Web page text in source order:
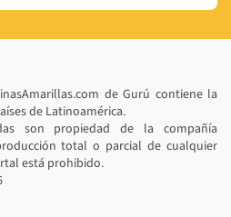
de Gurú contiene la
de Latinoamérica.
son propiedad de la compañía
total o parcial de cualquier
está prohibido.